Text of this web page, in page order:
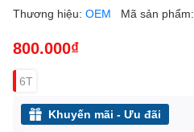
Thương hiệu: OEM Mã sản phẩm:
800.000₫
6T
Khuyến mãi - Ưu đãi